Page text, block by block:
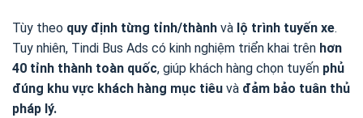
Tùy theo quy định từng tỉnh/thành và lộ trình tuyến xe.
Tuy nhiên, Tindi Bus Ads có kinh nghiệm triển khai trên hơn
40 tỉnh thành toàn quốc, giúp khách hàng chọn tuyến phủ
đúng khu vực khách hàng mục tiêu và đảm bảo tuân thủ
pháp lý.